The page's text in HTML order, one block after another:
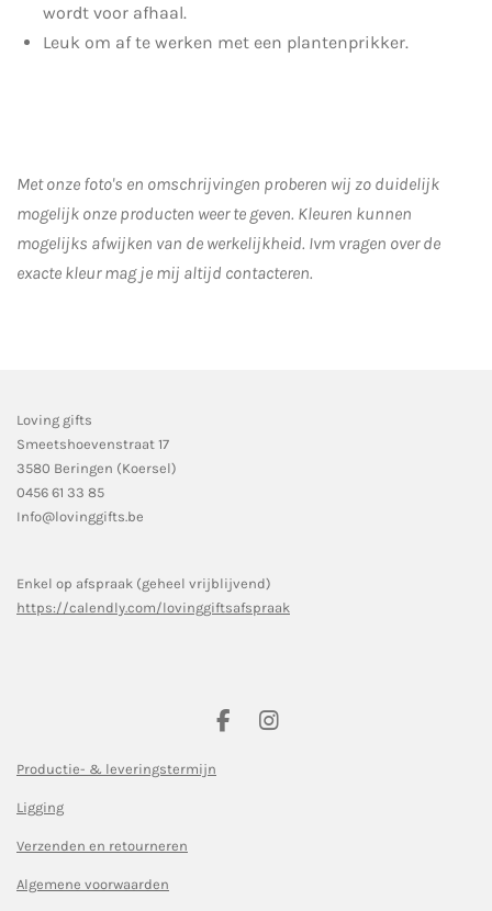
wordt voor afhaal.
Leuk om af te werken met een plantenprikker.
Met onze foto's en omschrijvingen proberen wij zo duidelijk
mogelijk onze producten weer te geven. Kleuren kunnen
mogelijks afwijken van de werkelijkheid. Ivm vragen over de
exacte kleur mag je mij altijd contacteren.
Loving gifts
Smeetshoevenstraat 17
3580 Beringen (Koersel)
0456 61 33 85
Info@lovinggifts.be
Enkel op afspraak (geheel vrijblijvend)
https://calendly.com/lovinggiftsafspraak
F
I
Productie- & leveringstermijn
Ligging
Verzenden en retourneren
Algemene voorwaarden